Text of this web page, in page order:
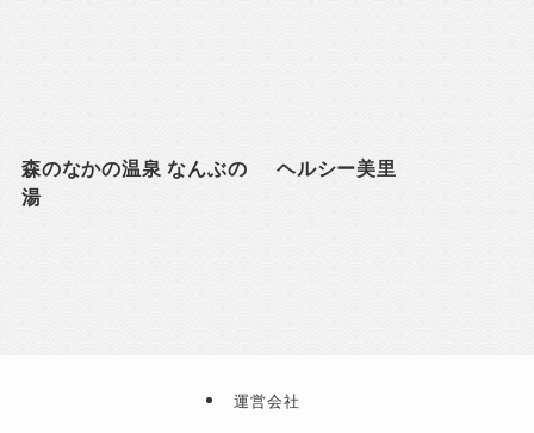
森のなかの温泉 なんぶの
湯
ヘルシー美里
運営会社